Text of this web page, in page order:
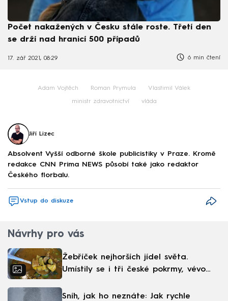
Počet nakažených v Česku stále roste. Třetí den
se drží nad hranicí 500 případů
17. zář 2021, 08:29 6 min čtení
Adam Vojtěch Roman Prymula Vlastimil Válek
ministr zdravotnictví vláda
Jiří Lizec
Absolvent Vyšší odborné škole publicistiky v Praze. Kromě
redakce CNN Prima NEWS působí také jako redaktor
Českého florbalu.
Vstup do diskuze
Návrhy pro vás
Žebříček nejhorších jídel světa.
Umístily se i tři české pokrmy, vévodí
Sníh, jak ho neznáte: Jak rychle